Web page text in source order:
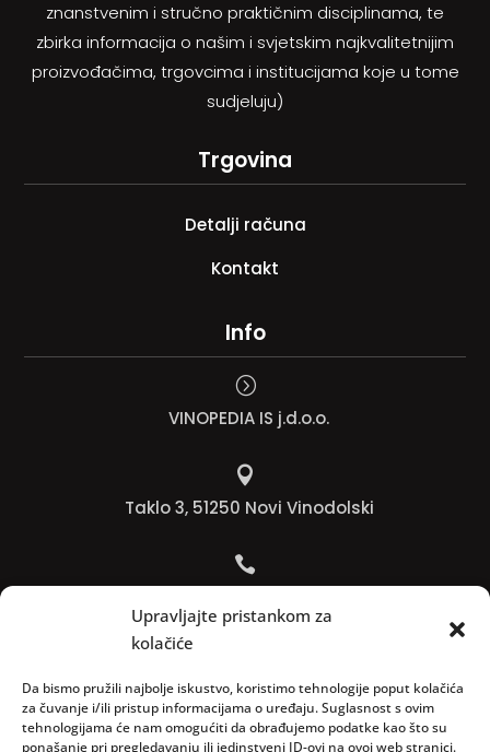
Upravljajte pristankom za
kolačiće
Da bismo pružili najbolje iskustvo, koristimo tehnologije poput kolačića
za čuvanje i/ili pristup informacijama o uređaju. Suglasnost s ovim
tehnologijama će nam omogućiti da obrađujemo podatke kao što su
ponašanje pri pregledavanju ili jedinstveni ID-ovi na ovoj web stranici.
znanstvenim i stručno praktičnim disciplinama, te
zbirka informacija o našim i svjetskim najkvalitetnijim
proizvođačima, trgovcima i institucijama koje u tome
sudjeluju)
Trgovina
Detalji računa
Kontakt
Info
=
VINOPEDIA IS j.d.o.o.

Taklo 3, 51250 Novi Vinodolski

Jadranko +385 91 501 4218
